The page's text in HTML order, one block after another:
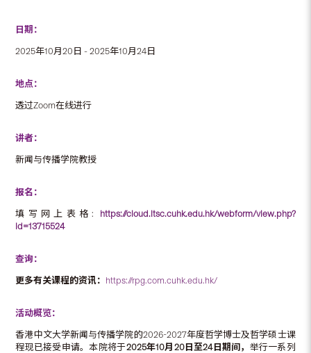
日期：
2025年10月20日 - 2025年10月24日
地点：
透过Zoom在线进行
讲者：
新闻与传播学院教授
报名：
填写网上表格: https://cloud.itsc.cuhk.edu.hk/webform/view.php?
id=13715524
查询：
更多有关课程的资讯： https://rpg.com.cuhk.edu.hk/
活动概览：
香港中文大学新闻与传播学院的2026-2027年度哲学博士及哲学硕士课
程现已接受申请。本院将于2025年10月 20日 至24日期间， 举行一系列